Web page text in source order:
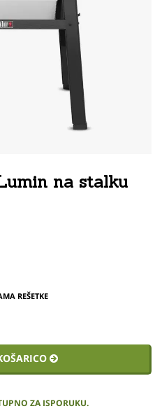
na stalku
REŠETKE
ZA ISPORUKU.